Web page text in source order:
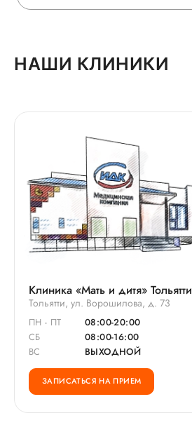
НАШИ КЛИНИКИ
Клиника «Мать и дитя» Тольятти
Тольятти, ул. Ворошилова, д. 73
ПН - ПТ
08:00-20:00
СБ
08:00-16:00
ВС
ВЫХОДНОЙ
ЗАПИСАТЬСЯ НА ПРИЕМ